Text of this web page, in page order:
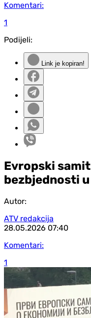
Komentari:
1
Podijeli:
Link je kopiran!
Evropski
bezbjednosti
Autor:
ATV redakcija
28.05.2026 07:40
Komentari:
1